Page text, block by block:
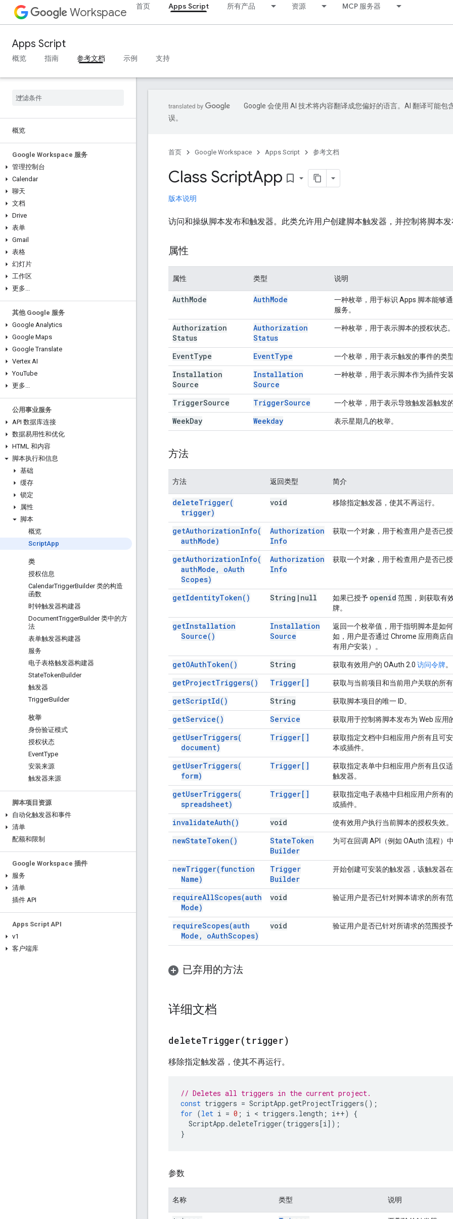
Workspace 首页 Apps Script 所有产品 资源 MCP 服务器
Apps Script
概览 指南 参考文档 示例 支持
概览
Google Workspace 服务
管理控制台
Calendar
聊天
文档
Drive
表单
Gmail
表格
幻灯片
工作区
更多...
其他 Google 服务
Google Analytics
Google Maps
Google Translate
Vertex AI
YouTube
更多...
公用事业服务
API 数据库连接
数据易用性和优化
HTML 和内容
脚本执行和信息
基础
缓存
锁定
属性
脚本
概览
ScriptApp
类
授权信息
CalendarTriggerBuilder 类的构造
函数
时钟触发器构建器
DocumentTriggerBuilder 类中的方
法
表单触发器构建器
服务
电子表格触发器构建器
StateTokenBuilder
触发器
TriggerBuilder
枚举
身份验证模式
授权状态
EventType
安装来源
触发器来源
脚本项目资源
自动化触发器和事件
清单
配额和限制
Google Workspace 插件
服务
清单
插件 API
Apps Script API
v1
客户端库
Google 会使用 AI 技术将内容翻译成您偏好的语言。AI 翻译可能包
误。
首页 Google Workspace Apps Script 参考文档
Class ScriptApp bookmark_border
版本说明
访问和操纵脚本发布和触发器。此类允许用户创建脚本触发器，并控制将脚本
属性
属性 类型 说明
AuthMode AuthMode
一种枚举，用于标识 Apps 脚本能够
服务。
Authorization
Status
Authorization
Status
一种枚举，用于表示脚本的授权状态
EventType EventType 一个枚举，用于表示触发的事件的类
Installation
Source
Installation
Source
一种枚举，用于表示脚本作为插件安
TriggerSource TriggerSource 一个枚举，用于表示导致触发器触发
WeekDay Weekday 表示星期几的枚举。
方法
方法 返回类型 简介
deleteTrigger(
trigger)
void 移除指定触发器，使其不再运行。
getAuthorizationInfo(
authMode)
Authorization
Info
获取一个对象，用于检查用户是否已
getAuthorizationInfo(
authMode , oAuth
Scopes)
Authorization
Info
获取一个对象，用于检查用户是否已
getIdentityToken( ) String | null 如果已授予 openid 范围，则获取有
牌。
getInstallation
Source( )
Installation
Source
返回一个枚举值，用于指明脚本是如
如，用户是否通过 Chrome 应用商店
有用户安装）。
getOAuthToken( ) String 获取有效用户的 OAuth 2.0 访问令牌。
getProjectTriggers( ) Trigger[] 获取与当前项目和当前用户关联的所
getScriptId( ) String 获取脚本项目的唯一 ID。
getService( ) Service 获取用于控制将脚本发布为 Web 应用
getUserTriggers(
document)
Trigger[]
获取指定文档中归相应用户所有且可
本或插件。
getUserTriggers(
form)
Trigger[]
获取指定表单中归相应用户所有且仅
触发器。
getUserTriggers(
spreadsheet)
Trigger[]
获取指定电子表格中归相应用户所有
或插件。
invalidateAuth( ) void 使有效用户执行当前脚本的授权失效。
newStateToken( ) StateToken
Builder
为可在回调 API（例如 OAuth 流程）
newTrigger(function
Name)
Trigger
Builder
开始创建可安装的触发器，该触发器
requireAllScopes(auth
Mode)
void 验证用户是否已针对脚本请求的所有
requireScopes(auth
Mode , oAuthScopes)
void 验证用户是否已针对所请求的范围授
已弃用的方法
详细文档
deleteTrigger(trigger)
移除指定触发器，使其不再运行。
// Deletes all triggers in the current project.
const triggers = ScriptApp .getProjectTriggers();
for (let i = 0 ; i < triggers . length ; i++)
{
ScriptApp .deleteTrigger(triggers[i]);
}
参数
名称 类型 说明